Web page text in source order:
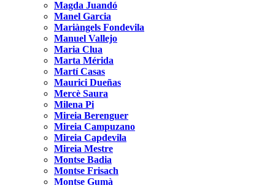
Magda Juandó
Manel Garcia
Mariàngels Fondevila
Manuel Vallejo
Maria Clua
Marta Mérida
Martí Casas
Maurici Dueñas
Mercè Saura
Milena Pi
Mireia Berenguer
Mireia Campuzano
Mireia Capdevila
Mireia Mestre
Montse Badia
Montse Frisach
Montse Gumà